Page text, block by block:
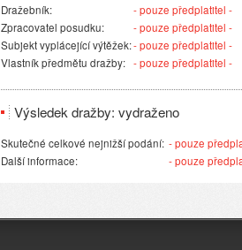
Dražebník:
- pouze předplatitel -
Zpracovatel posudku:
- pouze předplatitel -
Subjekt vyplácející výtěžek:- pouze předplatitel -
Vlastník předmětu dražby: - pouze předplatitel -
Výsledek dražby: vydraženo
Skutečné celkové nejnižší podání: - pouze
Další informace:
- pouze